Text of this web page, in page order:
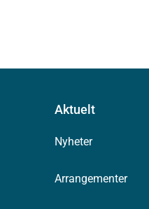
Aktuelt
Nyheter
Arrangementer